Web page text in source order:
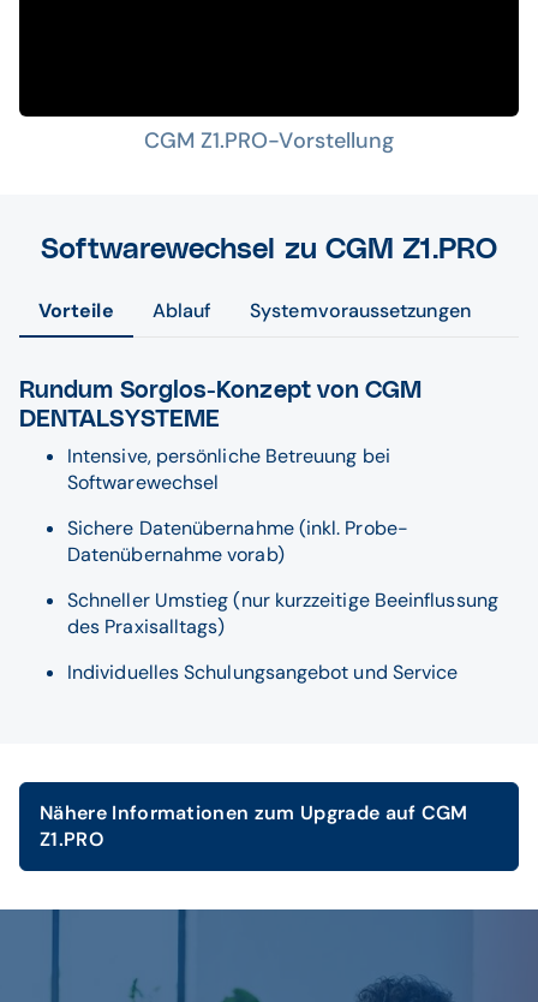
CGM Z1.PRO-Vorstellung
Softwarewechsel zu CGM Z1.PRO
Vorteile Ablauf Systemvoraussetzungen
Rundum Sorglos-Konzept von CGM
DENTALSYSTEME
Intensive, persönliche Betreuung bei
Softwarewechsel
Sichere Datenübernahme (inkl. Probe-
Datenübernahme vorab)
Schneller Umstieg (nur kurzzeitige Beeinflussung
des Praxisalltags)
Individuelles Schulungsangebot und Service
Nähere Informationen zum Upgrade auf CGM
Z1.PRO